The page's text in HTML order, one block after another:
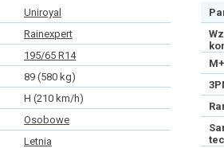
Uniroyal
Rainexpert
195/65 R14
89 (580 kg)
H (210 km/h)
Osobowe
Letnia